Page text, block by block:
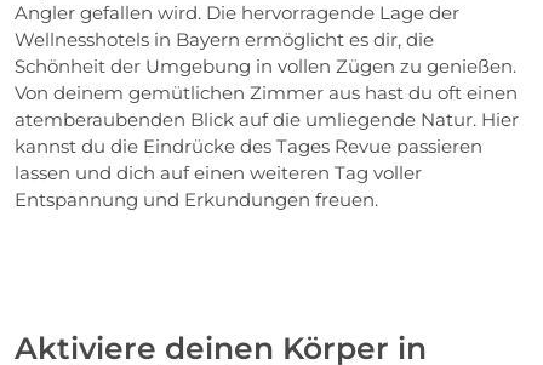
Angler gefallen wird. Die hervorragende Lage der
Wellnesshotels in Bayern ermöglicht es dir, die
Schönheit der Umgebung in vollen Zügen zu genießen.
Von deinem gemütlichen Zimmer aus hast du oft einen
atemberaubenden Blick auf die umliegende Natur. Hier
kannst du die Eindrücke des Tages Revue passieren
lassen und dich auf einen weiteren Tag voller
Entspannung und Erkundungen freuen.
Aktiviere deinen Körper in